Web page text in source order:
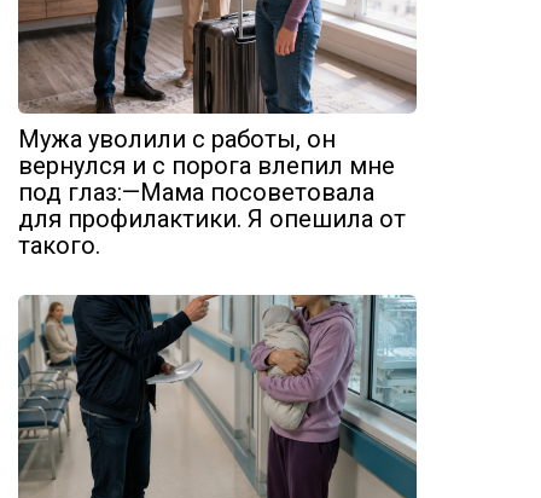
Мужа уволили с работы, он
вернулся и с порога влепил мне
под глаз:—Мама посоветовала
для профилактики. Я опешила от
такого.